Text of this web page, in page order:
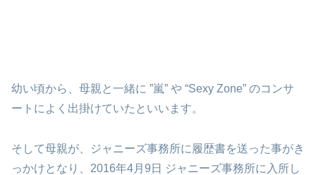
幼い頃から、母親と一緒に ”嵐” や “Sexy Zone” のコンサ
ートによく出掛けていたといいます。
そして母親が、ジャニーズ事務所に履歴書を送った事がき
っかけとなり、2016年4月9日 ジャニーズ事務所に入所し